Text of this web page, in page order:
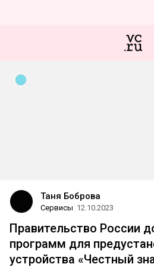
Таня Боброва
Сервисы 12.10.2023
Правительство России
программ для
устройства «Честный